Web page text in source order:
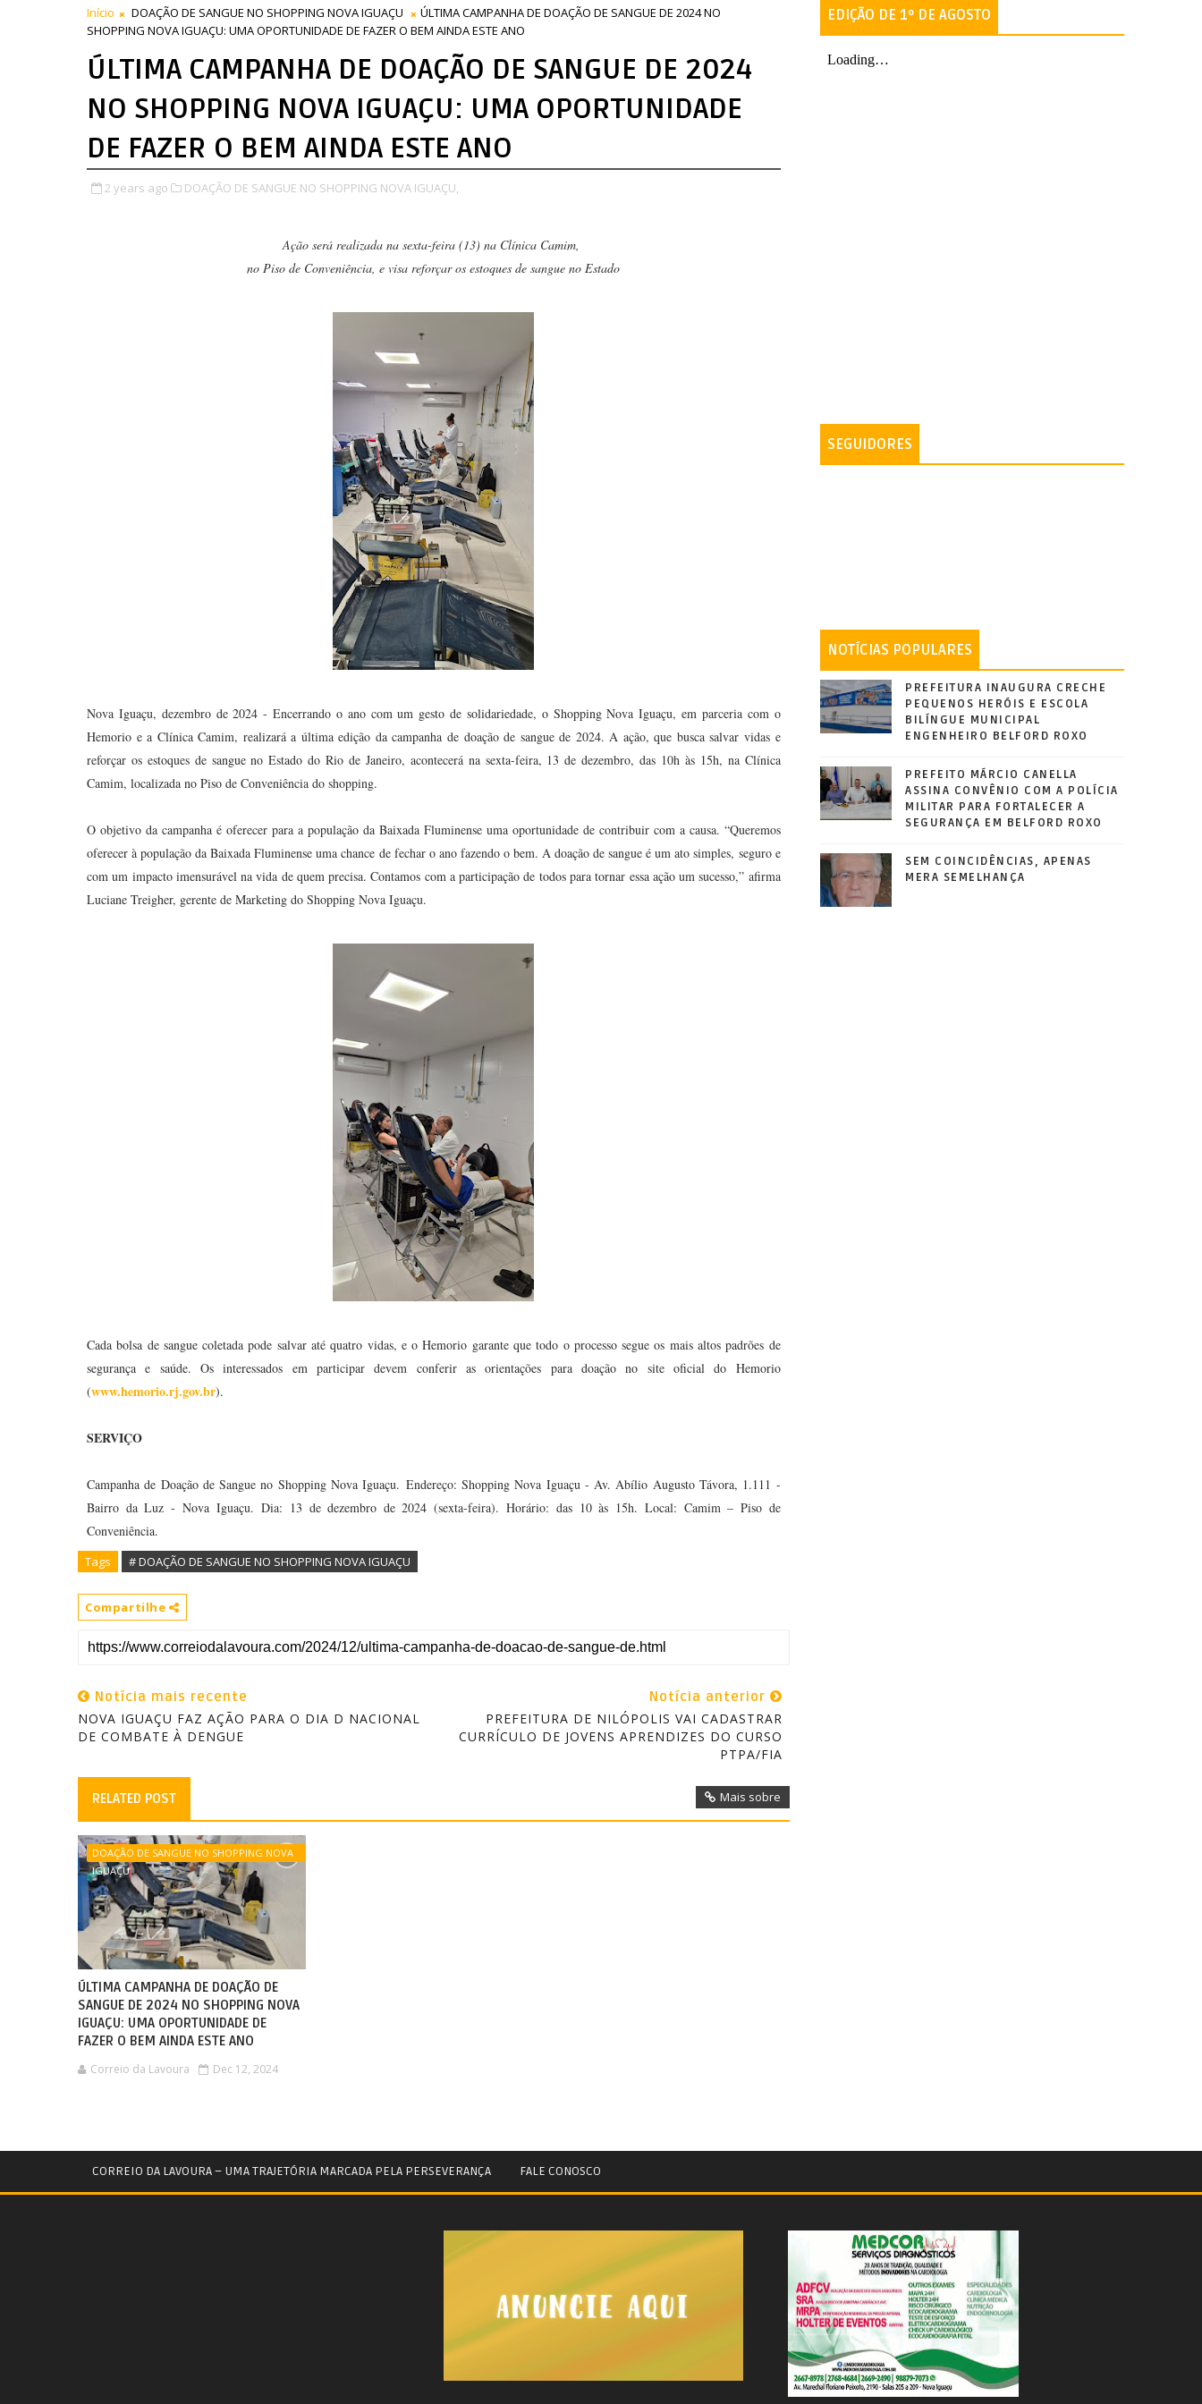
Início DOAÇÃO DE SANGUE NO SHOPPING NOVA IGUAÇU
ÚLTIMA CAMPANHA DE DOAÇÃO DE SANGUE DE 2024 NO
SHOPPING NOVA IGUAÇU: UMA OPORTUNIDADE DE FAZER O BEM AINDA ESTE ANO
ÚLTIMA CAMPANHA DE DOAÇÃO DE SANGUE DE 2024
NO SHOPPING NOVA IGUAÇU: UMA OPORTUNIDADE
DE FAZER O BEM AINDA ESTE ANO
2 years ago DOAÇÃO DE SANGUE NO SHOPPING NOVA IGUAÇU,
Ação será realizada na sexta-feira (13) na Clínica Camim,
no Piso de Conveniência, e visa reforçar os estoques de sangue no Estado
Nova Iguaçu, dezembro de 2024 - Encerrando o ano com um gesto de solidariedade, o Shopping Nova Iguaçu, em parceria com o
Hemorio e a Clínica Camim, realizará a última edição da campanha de doação de sangue de 2024. A ação, que busca salvar vidas e
reforçar os estoques de sangue no Estado do Rio de Janeiro, acontecerá na sexta-feira, 13 de dezembro, das 10h às 15h, na Clínica
Camim, localizada no Piso de Conveniência do shopping.
O objetivo da campanha é oferecer para a população da Baixada Fluminense uma oportunidade de contribuir com a causa. “Queremos
oferecer à população da Baixada Fluminense uma chance de fechar o ano fazendo o bem. A doação de sangue é um ato simples, seguro e
com um impacto imensurável na vida de quem precisa. Contamos com a participação de todos para tornar essa ação um sucesso,” afirma
Luciane Treigher, gerente de Marketing do Shopping Nova Iguaçu.
Cada bolsa de sangue coletada pode salvar até quatro vidas, e o Hemorio garante que todo o processo segue os mais altos padrões de
segurança e saúde. Os interessados em participar devem conferir as orientações para doação no site oficial do Hemorio
(www.hemorio.rj.gov.br).
SERVIÇO
Campanha de Doação de Sangue no Shopping Nova Iguaçu. Endereço: Shopping Nova Iguaçu - Av. Abílio Augusto Távora, 1.111 -
Bairro da Luz -Nova Iguaçu.Dia: 13 de dezembro de 2024 (sexta-feira).Horário: das 10 às 15h.Local: Camim – Piso de
Conveniência.
Tags # DOAÇÃO DE SANGUE NO SHOPPING NOVA IGUAÇU
Compartilhe
Notícia mais recente
NOVA IGUAÇU FAZ AÇÃO PARA O DIA D NACIONAL
DE COMBATE À DENGUE
Notícia anterior
PREFEITURA DE NILÓPOLIS VAI CADASTRAR
CURRÍCULO DE JOVENS APRENDIZES DO CURSO
PTPA/FIA
RELATED POST Mais sobre
DOAÇÃO DE SANGUE NO SHOPPING NOVA
IGUAÇU
ÚLTIMA CAMPANHA DE DOAÇÃO DE
SANGUE DE 2024 NO SHOPPING NOVA
IGUAÇU: UMA OPORTUNIDADE DE
FAZER O BEM AINDA ESTE ANO
Correio da Lavoura Dec 12, 2024
EDIÇÃO DE 1º DE AGOSTO
SEGUIDORES
NOTÍCIAS POPULARES
PREFEITURA INAUGURA CRECHE
PEQUENOS HERÓIS E ESCOLA
BILÍNGUE MUNICIPAL
ENGENHEIRO BELFORD ROXO
PREFEITO MÁRCIO CANELLA
ASSINA CONVÊNIO COM A POLÍCIA
MILITAR PARA FORTALECER A
SEGURANÇA EM BELFORD ROXO
SEM COINCIDÊNCIAS, APENAS
MERA SEMELHANÇA
CORREIO DA LAVOURA – UMA TRAJETÓRIA MARCADA PELA PERSEVERANÇA FALE CONOSCO